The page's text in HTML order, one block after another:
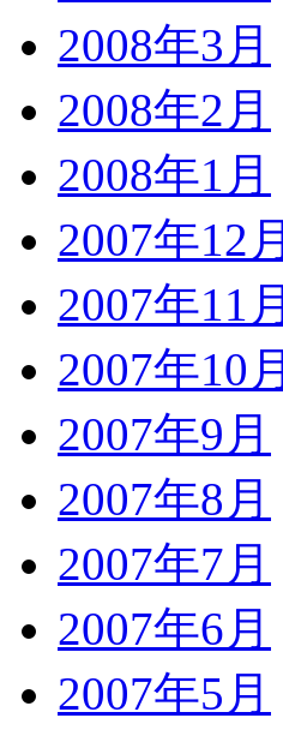
2008年3月
2008年2月
2008年1月
2007年12月
2007年11月
2007年10月
2007年9月
2007年8月
2007年7月
2007年6月
2007年5月